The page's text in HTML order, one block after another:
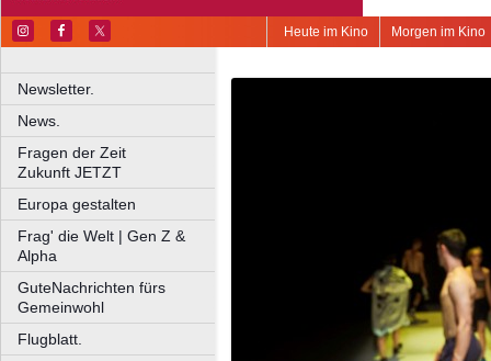
Morgen im Kino
Heute im Kino
Newsletter.
News.
Fragen der Zeit
Zukunft JETZT
Europa gestalten
Frag' die Welt | Gen Z &
Alpha
GuteNachrichten fürs
Gemeinwohl
Flugblatt.